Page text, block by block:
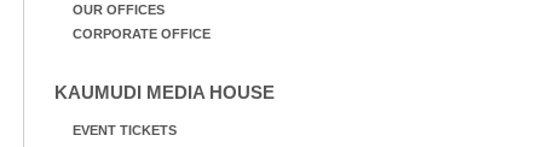
OUR OFFICES
CORPORATE OFFICE
KAUMUDI MEDIA HOUSE
EVENT TICKETS